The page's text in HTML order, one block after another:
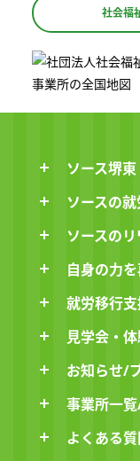
社会福
ソース堺
ソースの
ソースの
自身の力
就労移行支
見学会・
お知らせ/
事業所一
よくある